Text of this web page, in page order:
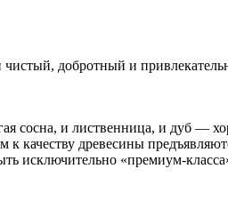
добротный и
сосна, и лиственница, и дуб —
качеству древесины
исключительно «премиум-